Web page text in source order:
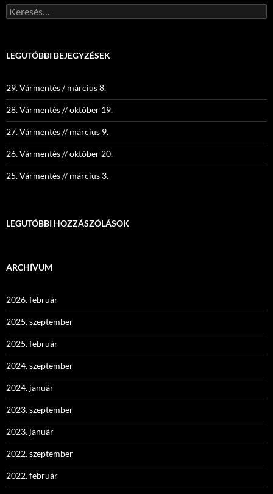
Keresés:
LEGUTÓBBI BEJEGYZÉSEK
29. Vármentés / március 8.
28. Vármentés // október 19.
27. Vármentés // március 9.
26. Vármentés // október 20.
25. Vármentés // március 3.
LEGUTÓBBI HOZZÁSZÓLÁSOK
ARCHÍVUM
2026. február
2025. szeptember
2025. február
2024. szeptember
2024. január
2023. szeptember
2023. január
2022. szeptember
2022. február